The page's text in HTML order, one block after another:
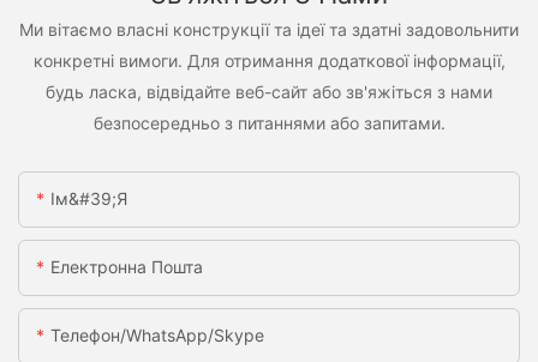
Ми вітаємо власні конструкції та ідеї та здатні задовольнити
конкретні вимоги. Для отримання додаткової інформації,
будь ласка, відвідайте веб-сайт або зв'яжіться з нами
безпосередньо з питаннями або запитами.
Ім&#39;я
Електронна Пошта
Телефон/WhatsApp/Skype